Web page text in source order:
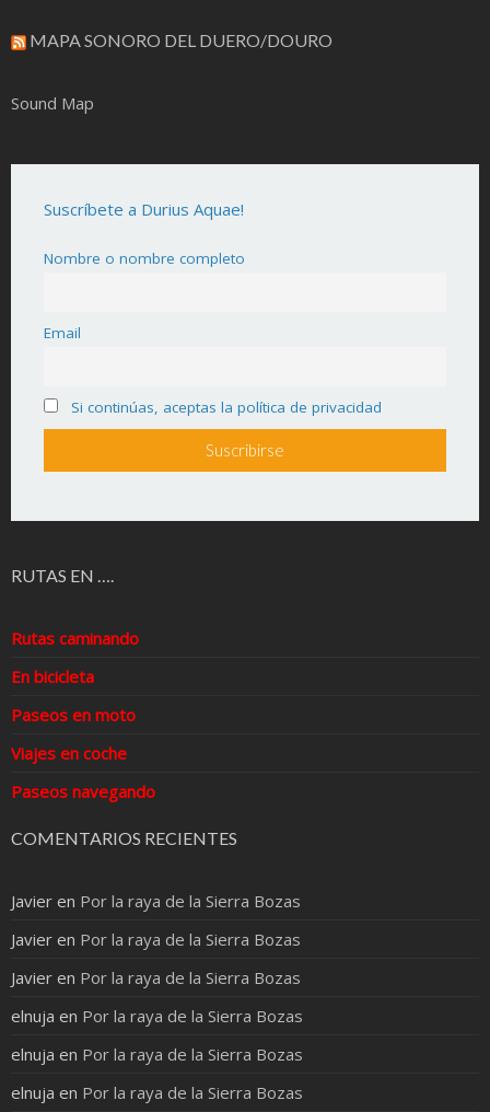
MAPA SONORO DEL DUERO/DOURO
Sound Map
Suscríbete a Durius Aquae!
Nombre o nombre completo
Email
Si continúas, aceptas la política de privacidad
RUTAS EN ….
Rutas caminando
En bicicleta
Paseos en moto
Viajes en coche
Paseos navegando
COMENTARIOS RECIENTES
Javier en Por la raya de la Sierra Bozas
Javier en Por la raya de la Sierra Bozas
Javier en Por la raya de la Sierra Bozas
elnuja en Por la raya de la Sierra Bozas
elnuja en Por la raya de la Sierra Bozas
elnuja en Por la raya de la Sierra Bozas